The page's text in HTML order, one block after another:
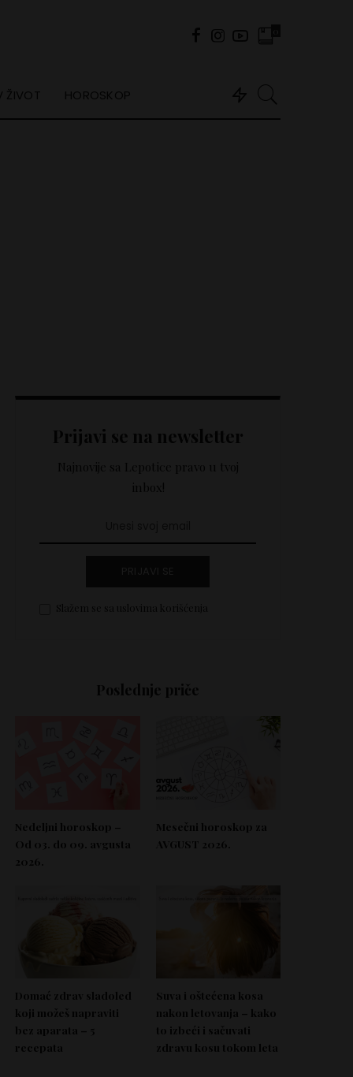
ŽIVOT HOROSKOP
Prijavi se na newsletter
Najnovije sa Lepotice pravo u tvoj
inbox!
Slažem se sa uslovima korišćenja
Poslednje priče
Nedeljni horoskop –
Od 03. do 09. avgusta
2026.
Mesečni horoskop za
AVGUST 2026.
Domać zdrav sladoled
koji možeš napraviti
bez aparata – 5
recepata
Suva i oštećena kosa
nakon letovanja – kako
to izbeći i sačuvati
zdravu kosu tokom leta